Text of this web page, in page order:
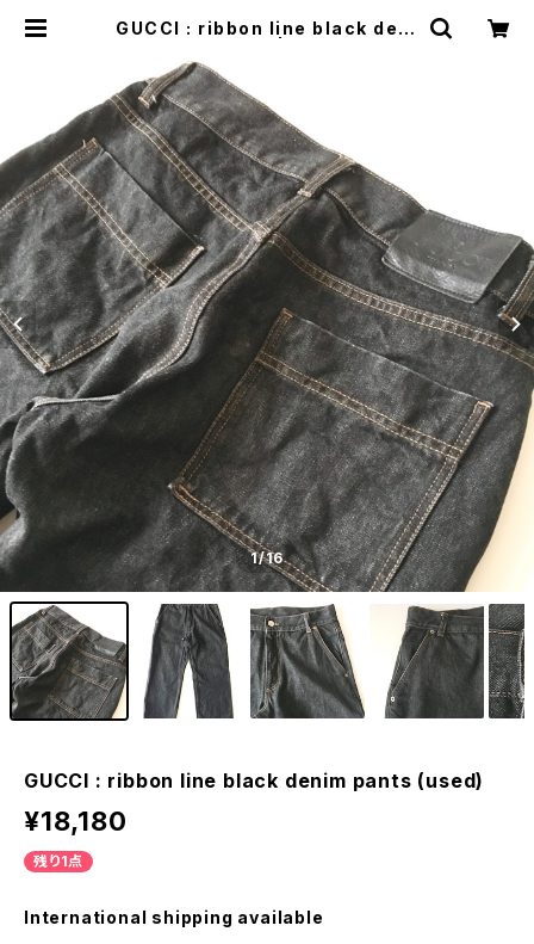
GUCCI : ribbon line black deni
1/16
GUCCI : ribbon line black denim pants (used)
¥18,180
残り1点
International shipping available